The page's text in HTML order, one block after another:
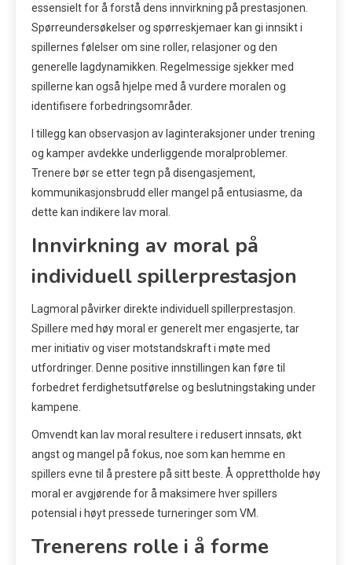
essensielt for å forstå dens innvirkning på prestasjonen.
Spørreundersøkelser og spørreskjemaer kan gi innsikt i
spillernes følelser om sine roller, relasjoner og den
generelle lagdynamikken. Regelmessige sjekker med
spillerne kan også hjelpe med å vurdere moralen og
identifisere forbedringsområder.
I tillegg kan observasjon av laginteraksjoner under trening
og kamper avdekke underliggende moralproblemer.
Trenere bør se etter tegn på disengasjement,
kommunikasjonsbrudd eller mangel på entusiasme, da
dette kan indikere lav moral.
Innvirkning av moral på
individuell spillerprestasjon
Lagmoral påvirker direkte individuell spillerprestasjon.
Spillere med høy moral er generelt mer engasjerte, tar
mer initiativ og viser motstandskraft i møte med
utfordringer. Denne positive innstillingen kan føre til
forbedret ferdighetsutførelse og beslutningstaking under
kampene.
Omvendt kan lav moral resultere i redusert innsats, økt
angst og mangel på fokus, noe som kan hemme en
spillers evne til å prestere på sitt beste. Å opprettholde høy
moral er avgjørende for å maksimere hver spillers
potensial i høyt pressede turneringer som VM.
Trenerens rolle i å forme